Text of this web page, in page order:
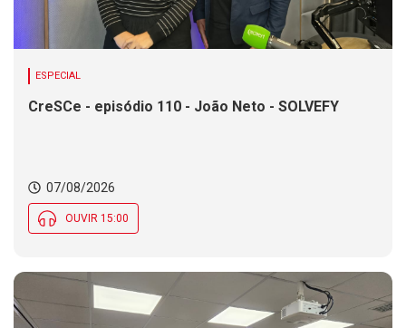
ESPECIAL
CreSCe - episódio 110 - João Neto - SOLVEFY
07/08/2026
OUVIR 15:00